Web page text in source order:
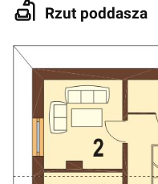
Rzut poddasza